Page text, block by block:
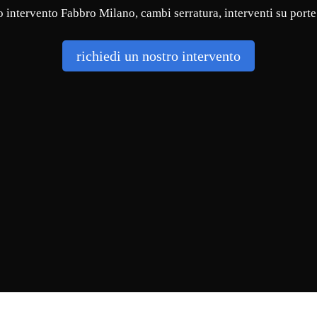
intervento Fabbro Milano, cambi serratura, interventi su
richiedi un nostro intervento